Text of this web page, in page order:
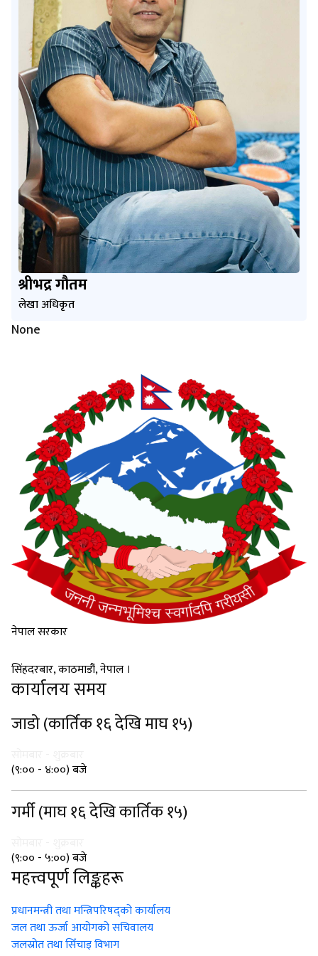
श्रीभद्र गौतम
लेखा अधिकृत
None
नेपाल सरकार
सिंहदरबार, काठमाडौं, नेपाल ।
कार्यालय समय
जाडो (कार्तिक १६ देखि माघ १५)
(९:०० - ४:००) बजे
गर्मी (माघ १६ देखि कार्तिक १५)
(९:०० - ५:००) बजे
महत्त्वपूर्ण लिङ्कहरू
प्रधानमन्त्री तथा मन्त्रिपरिषद्को कार्यालय
जल तथा ऊर्जा आयोगको सचिवालय
जलस्रोत तथा सिँचाइ विभाग